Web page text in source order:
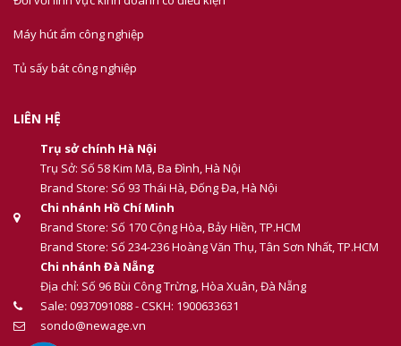
Máy hút ẩm công nghiệp
Tủ sấy bát công nghiệp
LIÊN HỆ
Trụ sở chính Hà Nội
Trụ Sở: Số 58 Kim Mã, Ba Đình, Hà Nội
Brand Store: Số 93 Thái Hà, Đống Đa, Hà Nội
Chi nhánh Hồ Chí Minh
Brand Store: Số 170 Cộng Hòa, Bảy Hiền, TP.HCM
Brand Store: Số 234-236 Hoàng Văn Thụ, Tân Sơn Nhất, TP.HCM
Chi nhánh Đà Nẵng
Địa chỉ: Số 96 Bùi Công Trừng, Hòa Xuân, Đà Nẵng
Sale: 0937091088 - CSKH: 1900633631
sondo@newage.vn